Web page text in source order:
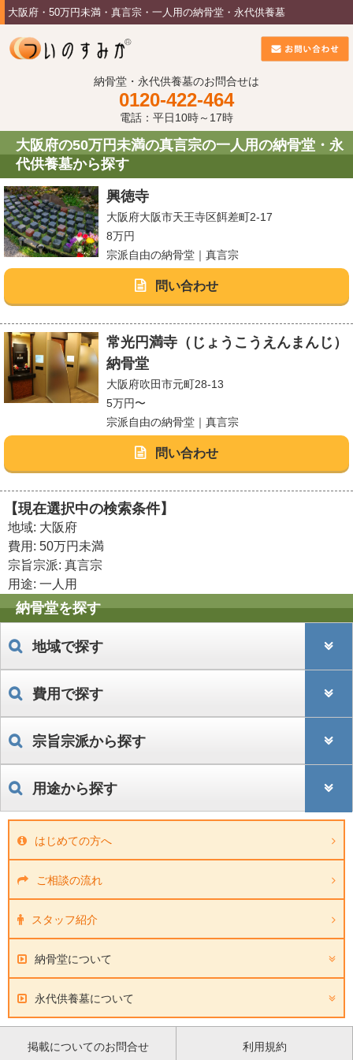
大阪府・50万円未満・真言宗・一人用の納骨堂・永代供養墓
納骨堂・永代供養墓のお問合せは
0120-422-464
電話：平日10時～17時
大阪府の50万円未満の真言宗の一人用の納骨堂・永
代供養墓から探す
興徳寺
大阪府大阪市天王寺区餌差町2-17
8万円
宗派自由の納骨堂｜真言宗
問い合わせ
常光円満寺（じょうこうえんまんじ）
納骨堂
大阪府吹田市元町28-13
5万円〜
宗派自由の納骨堂｜真言宗
問い合わせ
【現在選択中の検索条件】
地域: 大阪府
費用: 50万円未満
宗旨宗派: 真言宗
用途: 一人用
納骨堂を探す
地域で探す
費用で探す
宗旨宗派から探す
用途から探す
はじめての方へ
ご相談の流れ
スタッフ紹介
納骨堂について
永代供養墓について
掲載についてのお問合せ 利用規約